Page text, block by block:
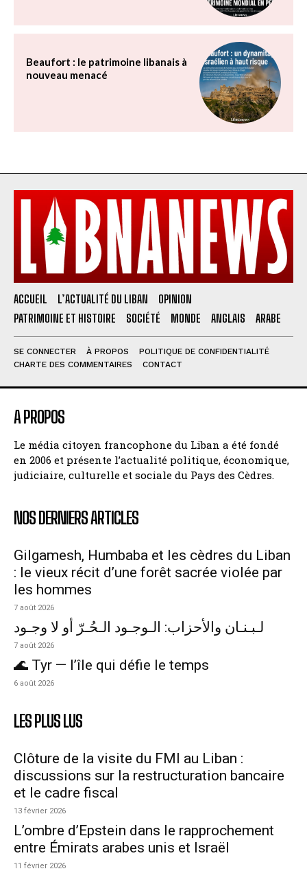
Beaufort : le patrimoine libanais à
nouveau menacé
ACCUEIL L’ACTUALITÉ DU LIBAN
OPINION
PATRIMOINE ET HISTOIRE
SOCIÉTÉ MONDE ANGLAIS ARABE
SE CONNECTER À PROPOS
POLITIQUE DE CONFIDENTIALITÉ
CHARTE DES COMMENTAIRES
CONTACT
A PROPOS
Le média citoyen francophone du Liban a été fondé
en 2006 et présente l’actualité politique, économique,
judiciaire, culturelle et sociale du Pays des Cèdres.
NOS DERNIERS ARTICLES
Gilgamesh, Humbaba et les cèdres du Liban
: le vieux récit d’une forêt sacrée violée par
les hommes
7 août 2026
لـبـنـان والأحزاب: الـوجـود الـحُـرّ أو لا وجـود
7 août 2026
🌊 Tyr — l’île qui défie le temps
6 août 2026
LES PLUS LUS
Clôture de la visite du FMI au Liban :
discussions sur la restructuration bancaire
et le cadre fiscal
13 février 2026
L’ombre d’Epstein dans le rapprochement
entre Émirats arabes unis et Israël
11 février 2026